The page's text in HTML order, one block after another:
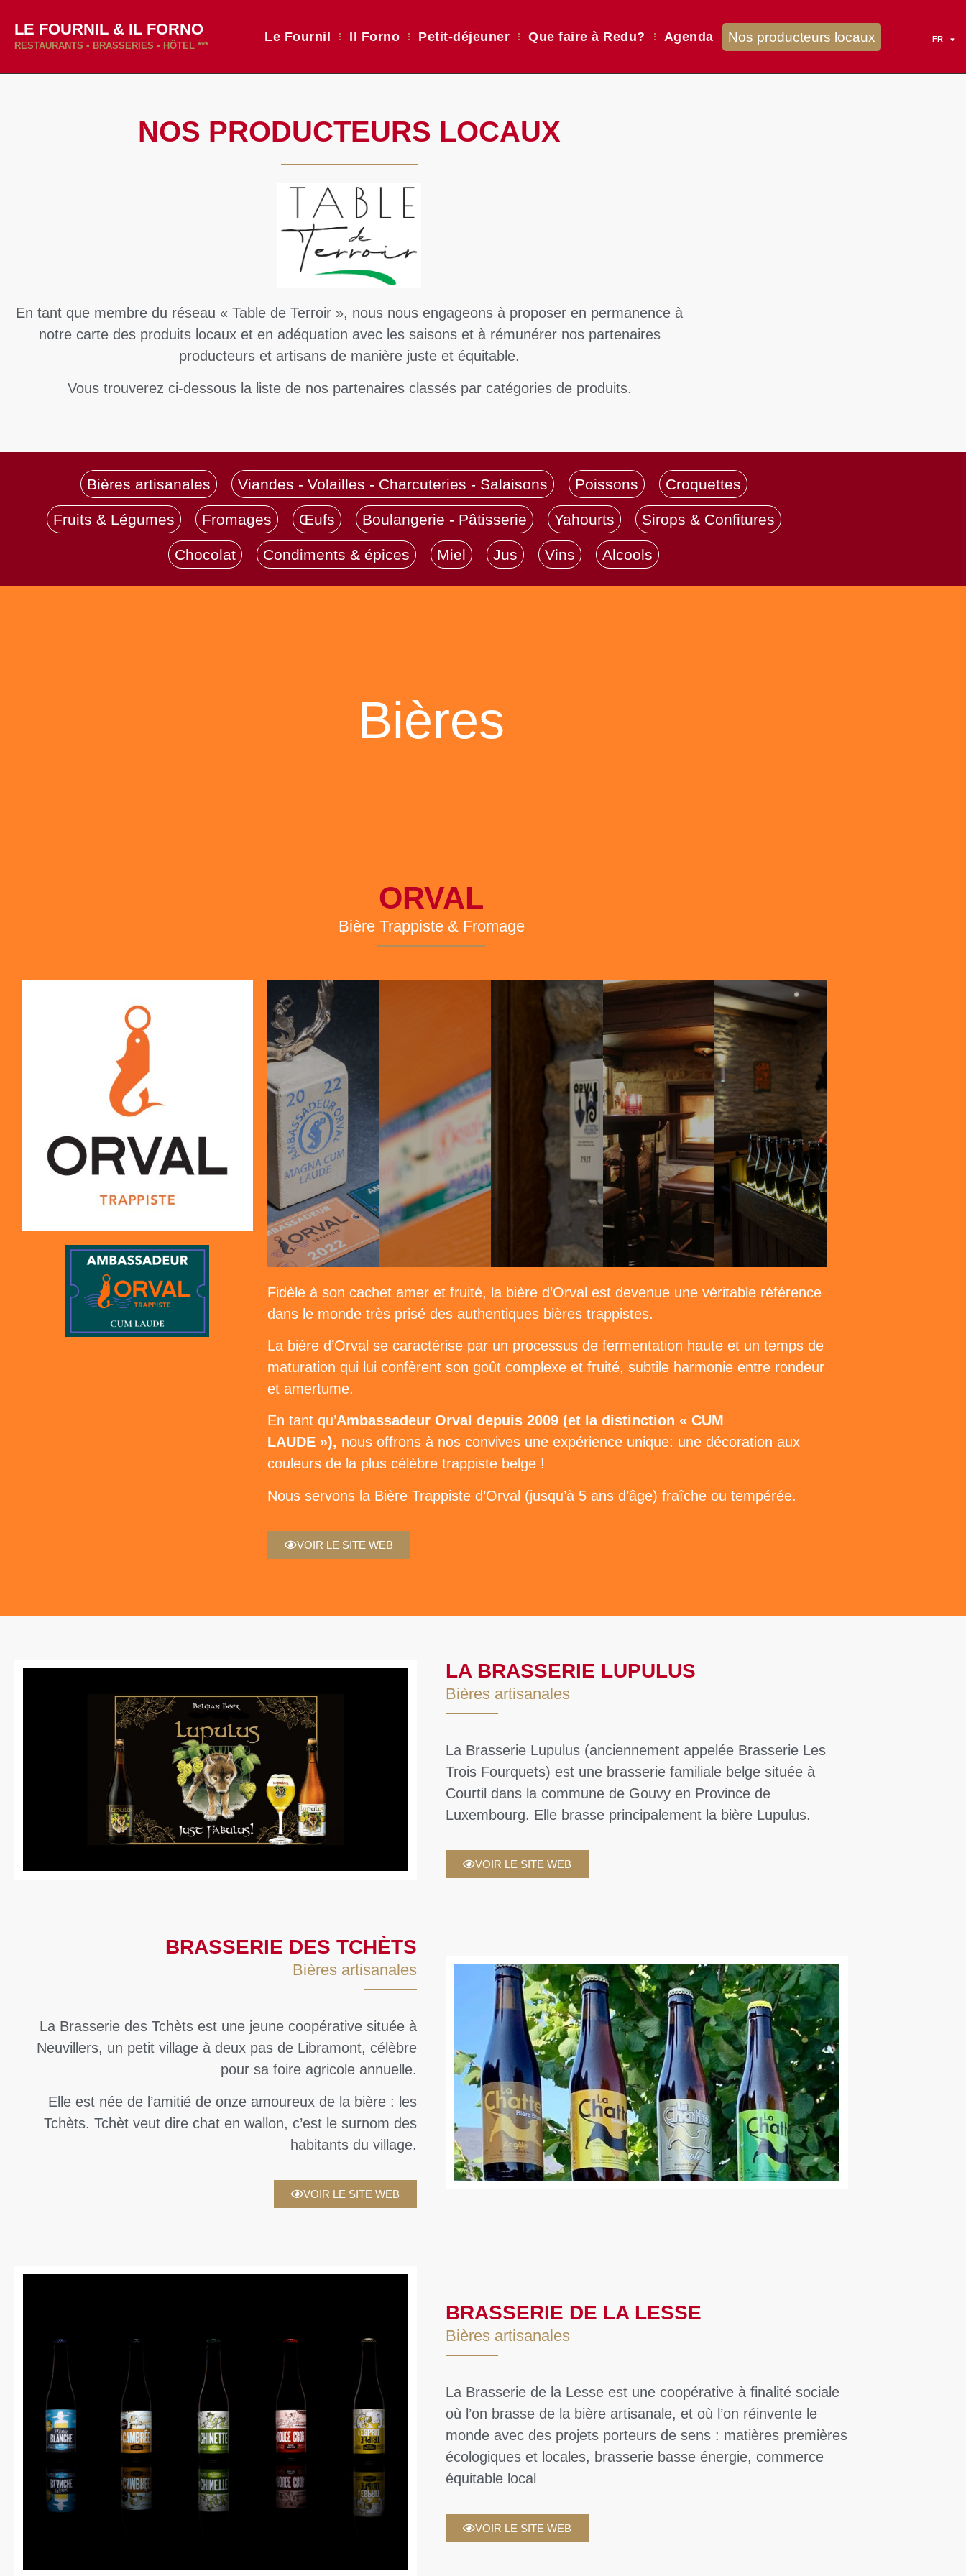
LE FOURNIL & IL FORNO
RESTAURANTS • BRASSERIES • HÔTEL ***
Le Fournil Il Forno Petit-déjeuner Que faire à Redu? Agenda Nos producteurs locaux FR
EN
NOS PRODUCTEURS LOCAUX
En tant que membre du réseau « Table de Terroir », nous nous engageons à proposer en permanence à
notre carte des produits locaux et en adéquation avec les saisons et à rémunérer nos partenaires
producteurs et artisans de manière juste et équitable.
Vous trouverez ci-dessous la liste de nos partenaires classés par catégories de produits.
Bières artisanales Viandes - Volailles - Charcuteries - Salaisons Poissons Croquettes
Fruits & Légumes Fromages Œufs Boulangerie - Pâtisserie Yahourts Sirops & Confitures
Chocolat Condiments & épices Miel Jus Vins Alcools
Bières
ORVAL
Bière Trappiste & Fromage
Fidèle à son cachet amer et fruité, la bière d’Orval est devenue une véritable référence
dans le monde très prisé des authentiques bières trappistes.
La bière d’Orval se caractérise par un processus de fermentation haute et un temps de
maturation qui lui confèrent son goût complexe et fruité, subtile harmonie entre rondeur
et amertume.
En tant qu’Ambassadeur Orval depuis 2009 (et la distinction « CUM
LAUDE »), nous offrons à nos convives une expérience unique: une décoration aux
couleurs de la plus célèbre trappiste belge !
Nous servons la Bière Trappiste d’Orval (jusqu’à 5 ans d’âge) fraîche ou tempérée.
VOIR LE SITE WEB
LA BRASSERIE LUPULUS
Bières artisanales
La Brasserie Lupulus (anciennement appelée Brasserie Les
Trois Fourquets) est une brasserie familiale belge située à
Courtil dans la commune de Gouvy en Province de
Luxembourg. Elle brasse principalement la bière Lupulus.
VOIR LE SITE WEB
BRASSERIE DES TCHÈTS
Bières artisanales
La Brasserie des Tchèts est une jeune coopérative située à
Neuvillers, un petit village à deux pas de Libramont, célèbre
pour sa foire agricole annuelle.
Elle est née de l’amitié de onze amoureux de la bière : les
Tchèts. Tchèt veut dire chat en wallon, c’est le surnom des
habitants du village.
VOIR LE SITE WEB
BRASSERIE DE LA LESSE
Bières artisanales
La Brasserie de la Lesse est une coopérative à finalité sociale
où l’on brasse de la bière artisanale, et où l’on réinvente le
monde avec des projets porteurs de sens : matières premières
écologiques et locales, brasserie basse énergie, commerce
équitable local
VOIR LE SITE WEB